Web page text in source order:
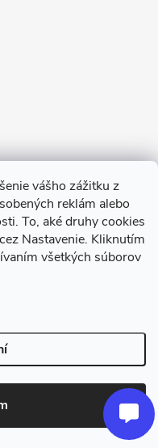
vášho zážitku z
reklám alebo
To, aké druhy cookies
Nastavenie. Kliknutím
všetkých súborov
práva vyhrazena.Upravit